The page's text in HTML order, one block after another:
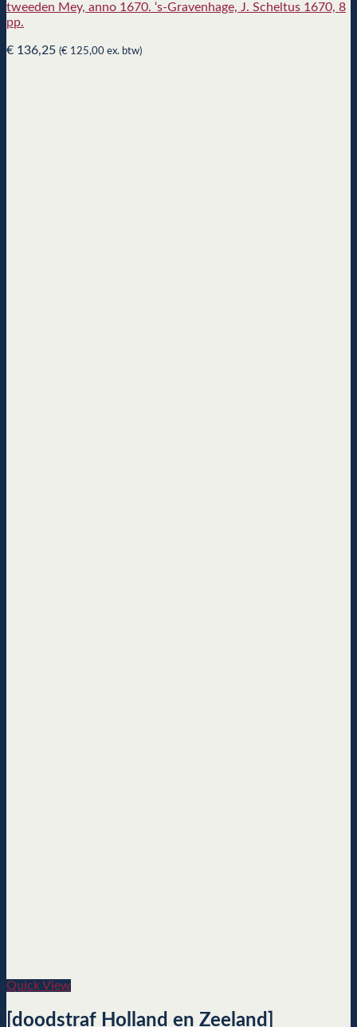
tweeden Mey, anno 1670. ‘s-Gravenhage, J. Scheltus 1670, 8
pp.
€ 136,25 (€ 125,00 ex. btw)
Quick View
[doodstraf Holland en Zeeland]